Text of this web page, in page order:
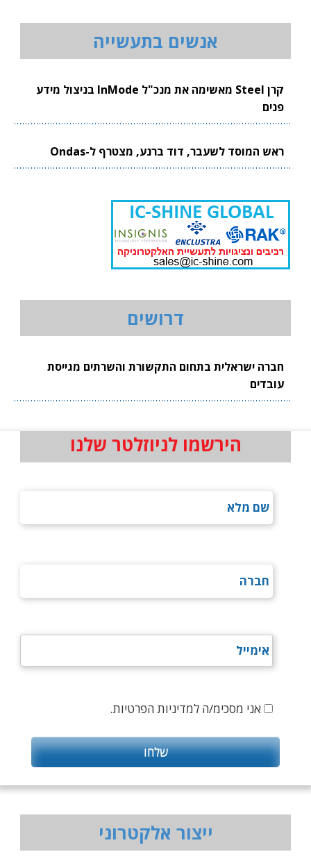
אנשים בתעשייה
קרן Steel מאשימה את מנכ"ל InMode בניצול מידע
פנים
ראש המוסד לשעבר, דוד ברנע, מצטרף ל-Ondas
דרושים
חברה ישראלית בתחום התקשורת והשרתים מגייסת
עובדים
הירשמו לניוזלטר שלנו
אני מסכימ/ה למדיניות הפרטיות.
ייצור אלקטרוני